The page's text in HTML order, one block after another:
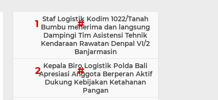
Staf Logistik Kodim 1022/Tanah
Bumbu menerima dan langsung
Dampingi Tim Asistensi Tehnik
Kendaraan Rawatan Denpal VI/2
Banjarmasin
Kepala Biro Logistik Polda Bali
Apresiasi Anggota Berperan Aktif
Dukung Kebijakan Ketahanan
Pangan